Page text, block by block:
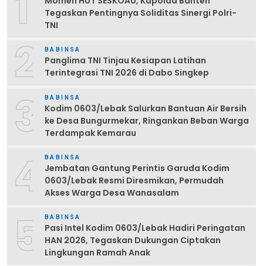
Tegaskan Pentingnya Soliditas Sinergi Polri-
TNI
2 BABINSA
Panglima TNI Tinjau Kesiapan Latihan
Terintegrasi TNI 2026 di Dabo Singkep
3 BABINSA
Kodim 0603/Lebak Salurkan Bantuan Air Bersih
ke Desa Bungurmekar, Ringankan Beban Warga
Terdampak Kemarau
4 BABINSA
Jembatan Gantung Perintis Garuda Kodim
0603/Lebak Resmi Diresmikan, Permudah
Akses Warga Desa Wanasalam
5 BABINSA
Pasi Intel Kodim 0603/Lebak Hadiri Peringatan
HAN 2026, Tegaskan Dukungan Ciptakan
Lingkungan Ramah Anak